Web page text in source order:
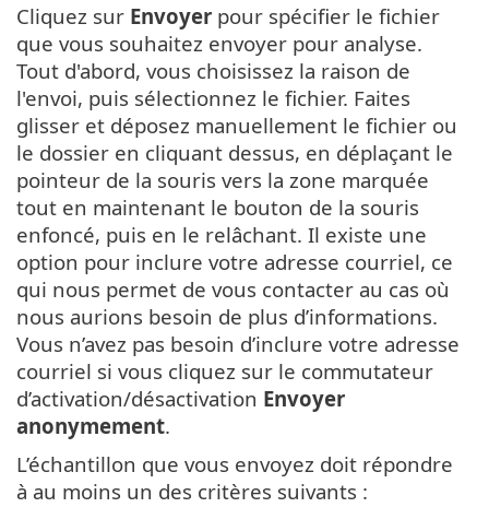
Cliquez sur Envoyer pour spécifier le fichier
que vous souhaitez envoyer pour analyse.
Tout d'abord, vous choisissez la raison de
l'envoi, puis sélectionnez le fichier. Faites
glisser et déposez manuellement le fichier ou
le dossier en cliquant dessus, en déplaçant le
pointeur de la souris vers la zone marquée
tout en maintenant le bouton de la souris
enfoncé, puis en le relâchant. Il existe une
option pour inclure votre adresse courriel, ce
qui nous permet de vous contacter au cas où
nous aurions besoin de plus d’informations.
Vous n’avez pas besoin d’inclure votre adresse
courriel si vous cliquez sur le commutateur
d’activation/désactivation Envoyer
anonymement.
L’échantillon que vous envoyez doit répondre
à au moins un des critères suivants :